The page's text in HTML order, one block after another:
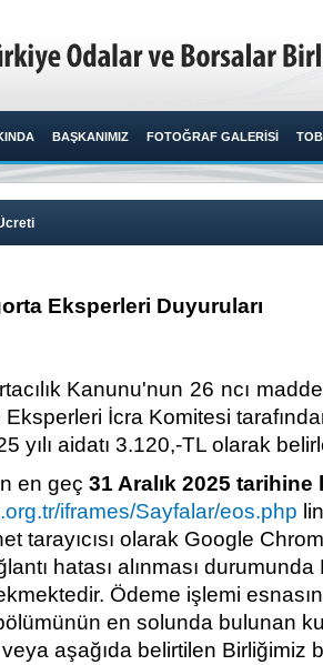
BAŞKANIMIZ FOTOĞRAF GALERİSİ
Eksperleri Duyuruları
Kanunu'nun 26 ncı
İcra Komitesi
yılı aidatı 3.120,-TL olarak
en geç 31 Aralık 2025 tarihine
iframes/Sayfalar/eos.php
tarayıcısı olarak Google
hatası alınması
Ödeme işlemi
en solunda bulunan
aşağıda belirtilen Birliğimiz